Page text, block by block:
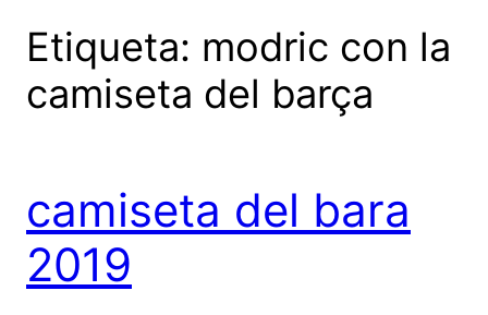
Etiqueta: modric con la
camiseta del barça
camiseta del bara
2019